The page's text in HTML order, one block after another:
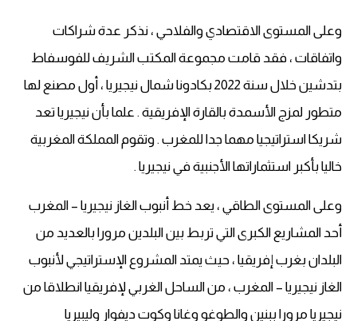
وعلى المستوى الاقتصادي والفلاحي ، نذكر عدة شراكات
واتفاقات ، فقد قامت مجموعة المكتب الشريف للفوسفاط
بتدشين خلال سنة 2022 بكادونا شمال نيجيريا ، أول مصنع لها
متطور لمزج الأسمدة بالقارة الإفريقية . علما بأن نيجيريا تعد
شريكا استراتيجيا مهما جدا للمغرب . وتقوم المملكة المغربية
خاليا بأكبر استثماراتها الأجنبية في نيجيريا .
وعلى المستوى الطاقي ، يعد خط أنبوب الغاز نيجيريا – المغرب
أحد المشاريع الكبرى التي تربط بين البلدين مرورا بالعديد من
البلدان بغرب إفريقيا ، حيث يمتد المشروع الإستراتيجي لأنبوب
الغاز نيجيريا – المغرب ، من الساحل الغربي لإفريقيا انطلاقا من
نيجيريا مرورا ببنين والطوغو وغانا وكوت ديفوار وليبيريا